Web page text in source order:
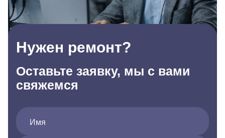
Нужен ремонт?
Оставьте заявку, мы с вами
свяжемся
Имя